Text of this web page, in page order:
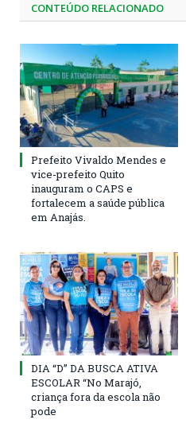
CONTEÚDO RELACIONADO
Prefeito Vivaldo Mendes e
vice-prefeito Quito
inauguram o CAPS e
fortalecem a saúde pública
em Anajás.
DIA “D” DA BUSCA ATIVA
ESCOLAR “No Marajó,
criança fora da escola não
pode